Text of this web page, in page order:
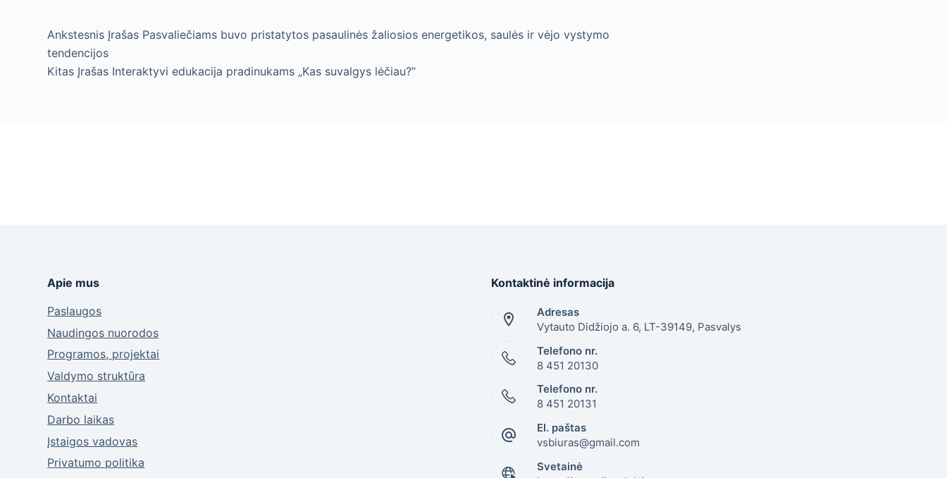
Ankstesnis Įrašas Pasvaliečiams buvo pristatytos pasaulinės žaliosios energetikos, saulės ir vėjo vystymo
tendencijos
Kitas Įrašas Interaktyvi edukacija pradinukams „Kas suvalgys lėčiau?”
Apie mus
Paslaugos
Naudingos nuorodos
Programos, projektai
Valdymo struktūra
Kontaktai
Darbo laikas
Įstaigos vadovas
Privatumo politika
Kontaktinė informacija
Adresas
Vytauto Didžiojo a. 6, LT-39149, Pasvalys
Telefono nr.
8 451 20130
Telefono nr.
8 451 20131
El. paštas
vsbiuras@gmail.com
Svetainė